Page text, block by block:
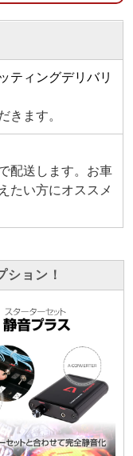
ティングデリバリ
きます。
配送します。お車
たい方にオススメ
ション！